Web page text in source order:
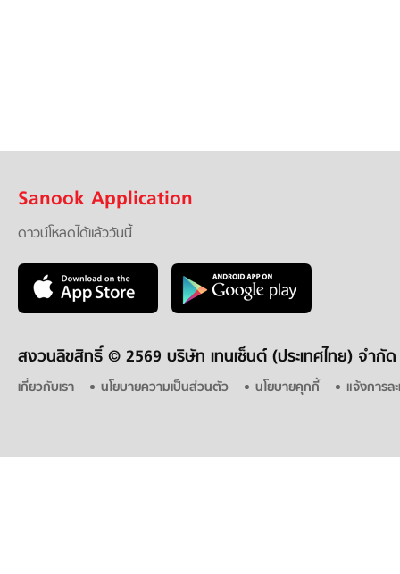
Sanook Application
ดาวน์โหลดได้แล้ววันนี้
สงวนลิขสิทธิ์ © 2569 บริษัท เทนเซ็นต์ (ประเทศไทย) จำกัด
เกี่ยวกับเรา นโยบายความเป็นส่วนตัว นโยบายคุกกี้ แจ้งการล